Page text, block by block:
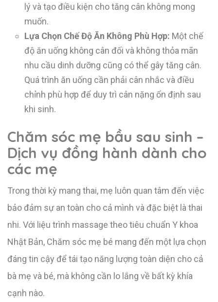
lý và tạo điều kiện cho tăng cân không mong
muốn.
Lựa Chọn Chế Độ Ăn Không Phù Hợp: Một chế
độ ăn uống không cân đối và không thỏa mãn
nhu cầu dinh dưỡng cũng có thể gây tăng cân.
Quá trình ăn uống cần phải cân nhắc và điều
chỉnh phù hợp để duy trì cân nặng ổn định sau
khi sinh.
Chăm sóc mẹ bầu sau sinh –
Dịch vụ đồng hành dành cho
các mẹ
Trong thời kỳ mang thai, mẹ luôn quan tâm đến việc
bảo đảm sự an toàn cho cả mình và đặc biệt là thai
nhi. Với liệu trình massage theo tiêu chuẩn Y khoa
Nhật Bản, Chăm sóc mẹ bé mang đến một lựa chọn
đáng tin cậy để tái tạo năng lượng toàn diện cho cả
bà mẹ và bé, mà không cần lo lắng về bất kỳ khía
cạnh nào.